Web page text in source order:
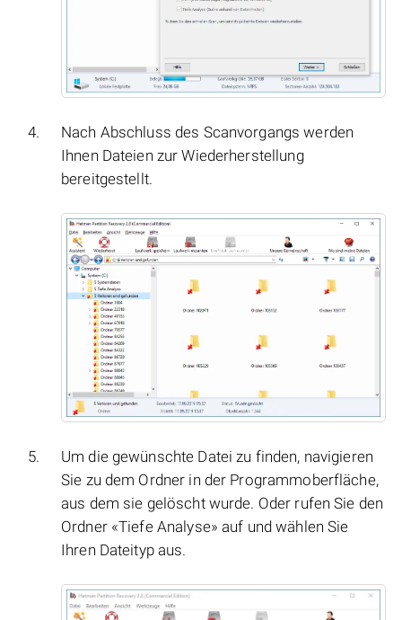
Nach Abschluss des Scanvorgangs werden
Ihnen Dateien zur Wiederherstellung
bereitgestellt.
Um die gewünschte Datei zu finden, navigieren
Sie zu dem Ordner in der Programmoberfläche,
aus dem sie gelöscht wurde. Oder rufen Sie den
Ordner «Tiefe Analyse» auf und wählen Sie
Ihren Dateityp aus.